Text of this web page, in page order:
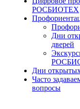
РОСБИОТЕХ
Дни
дверей
Дни
Часто
вопросы